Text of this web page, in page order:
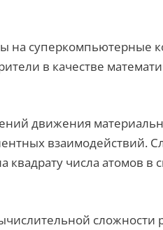
на суперкомпьютерные
в качестве
движения
взаимодействий.
числа атомов в
сложности